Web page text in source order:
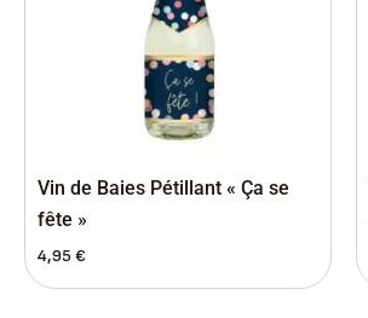
Vin de Baies Pétillant « Ça se
fête »
4,95 €